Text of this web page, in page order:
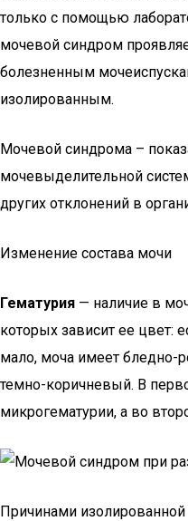
только с помощью
мочевой синдром
болезненным
изолированным.
Мочевой синдрома –
мочевыделительной
других отклонений в
Изменение состава мочи
Гематурия — наличие в
которых зависит ее цвет:
мало, моча имеет бледно-
темно-коричневый. В
микрогематурии, а во
Причинами изолированной